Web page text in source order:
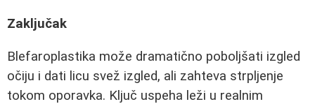
Zaključak
Blefaroplastika može dramatično poboljšati izgled
očiju i dati licu svež izgled, ali zahteva strpljenje
tokom oporavka. Ključ uspeha leži u realnim